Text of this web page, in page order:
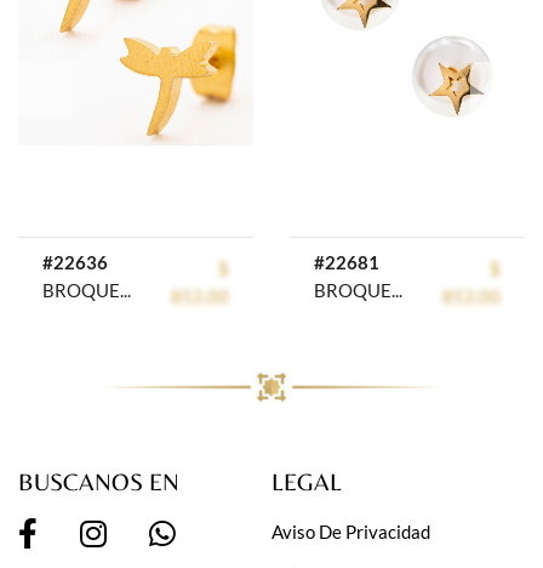
#22636
$
852.00
BROQUEL ACERO INOXIDABLE GOLDEN STEEL
#22681
$
852.00
BROQUEL ACERO INOXIDABLE GOLDEN STEEL
BUSCANOS EN LEGAL
Aviso De Privacidad